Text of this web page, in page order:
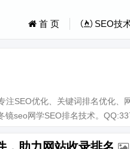
首 页 SEO技
注SEO优化、关键词排名优化、
镜seo网学SEO排名技术。